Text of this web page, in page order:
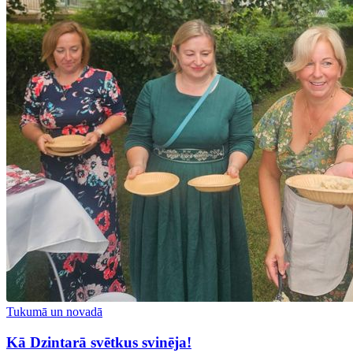
Tukumā un novadā
Kā Dzintarā svētkus svinēja!